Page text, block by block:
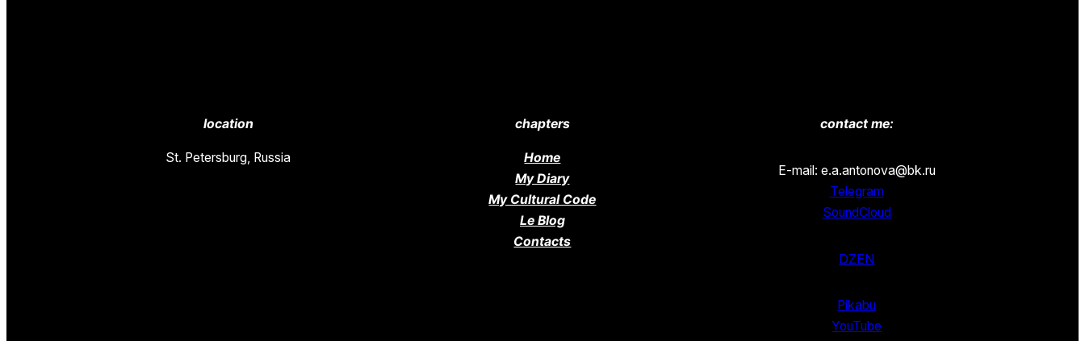
location
St. Petersburg, Russia
chapters
Home
My Diary
My Cultural Code
Le Blog
Contacts
contact me:
E-mail: e.a.antonova@bk.ru
Telegram
SoundCloud
DZEN
Pikabu
YouTube